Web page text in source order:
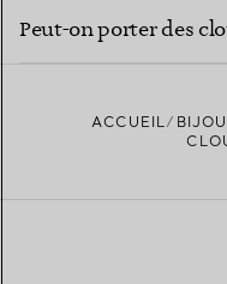
Peut-on porter des
ACCUEIL